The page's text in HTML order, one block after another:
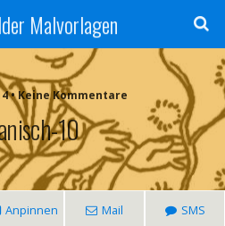
Malvorlagen
• Keine Kommentare
10
Anpinnen Mail SMS